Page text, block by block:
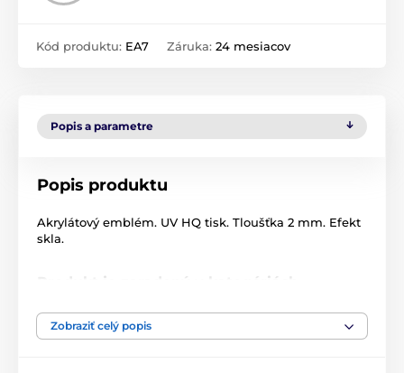
Kód produktu: EA7 Záruka: 24 mesiacov
Popis a parametre
Popis produktu
Akrylátový emblém. UV HQ tisk. Tloušťka 2 mm. Efekt
skla.
Produkt je zaradený v kategóriách
Logotypy a emblémy
Zobraziť celý popis